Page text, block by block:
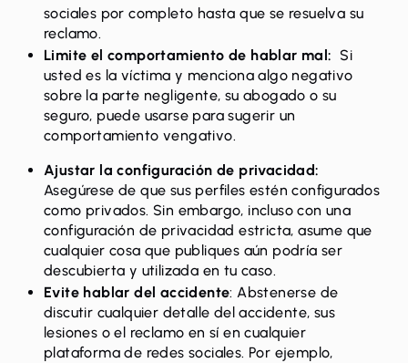
sociales por completo hasta que se resuelva su
reclamo.
Limite el comportamiento de hablar mal:Si
usted es la víctima y menciona algo negativo
sobre la parte negligente, su abogado o su
seguro, puede usarse para sugerir un
comportamiento vengativo.
Ajustar la configuración de privacidad:
Asegúrese de que sus perfiles estén configurados
como privados. Sin embargo, incluso con una
configuración de privacidad estricta, asume que
cualquier cosa que publiques aún podría ser
descubierta y utilizada en tu caso.
Evite hablar del accidente: Abstenerse de
discutir cualquier detalle del accidente, sus
lesiones o el reclamo en sí en cualquier
plataforma de redes sociales. Por ejemplo,